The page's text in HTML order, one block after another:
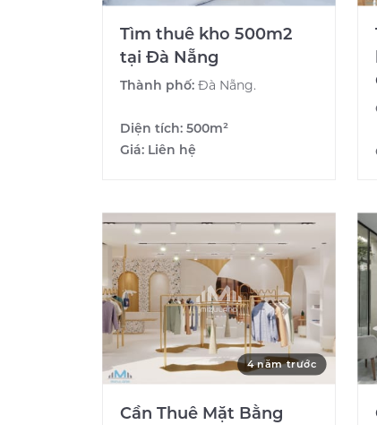
Tìm thuê kho 500m2
tại Đà Nẵng
Thành phố: Đà Nẵng.
Diện tích:500m²
Giá: Liên hệ
4 năm trước
Cần Thuê Mặt Bằng